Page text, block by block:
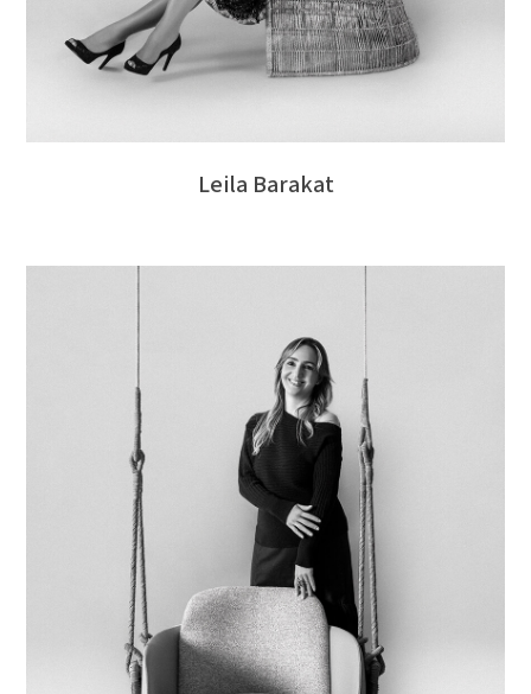
Leila Barakat